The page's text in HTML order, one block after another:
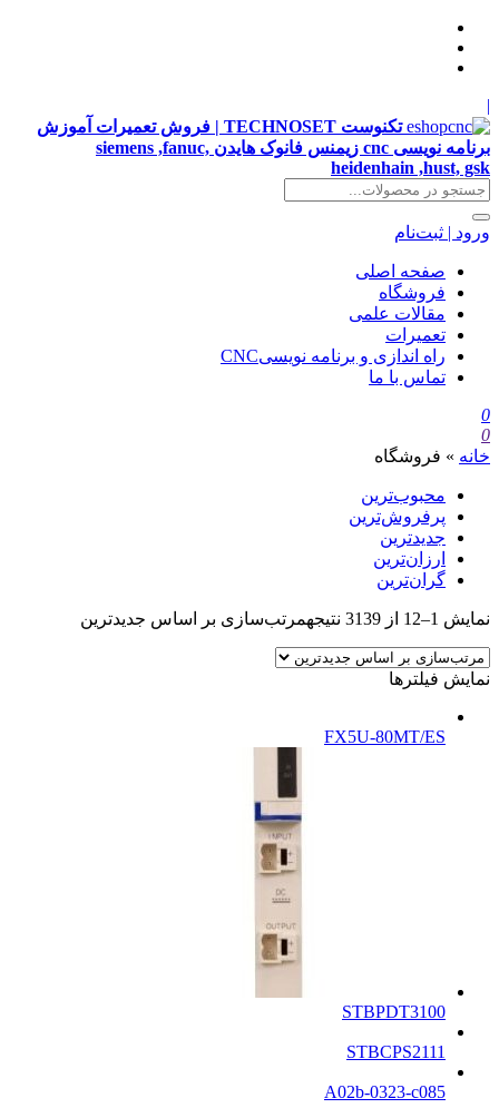
|
تکنوست TECHNOSET | فروش تعمیرات آموزش
برنامه نویسی cnc زیمنس فانوک هایدن siemens ,fanuc,
heidenhain ,hust, gsk
ورود | ثبت‌نام
صفحه اصلی
فروشگاه
مقالات علمی
تعمیرات
راه اندازی و برنامه نویسیCNC
تماس با ما
0
0
خانه » فروشگاه
محبوب‌ترین
پرفروش‌ترین
جدیدترین
ارزان‌ترین
گران‌ترین
نمایش 1–12 از 3139 نتیجه مرتب‌سازی بر اساس جدیدترین
نمایش فیلترها
FX5U-80MT/ES
STBPDT3100
STBCPS2111
A02b-0323-c085